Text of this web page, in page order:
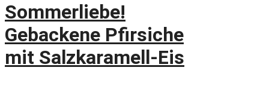
Sommerliebe!
Gebackene Pfirsiche
mit Salzkaramell-Eis